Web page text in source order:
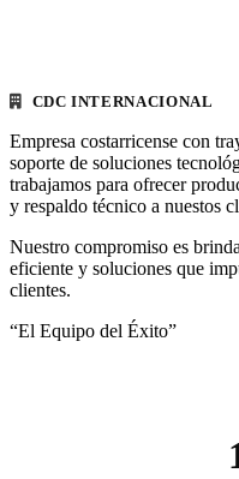
CDC INTERNACIONAL
Empresa costarricense con
soporte de soluciones
trabajamos para ofrecer
y respaldo técnico a nuestos
Nuestro compromiso es
eficiente y soluciones que
clientes.
“El Equipo del Éxito”